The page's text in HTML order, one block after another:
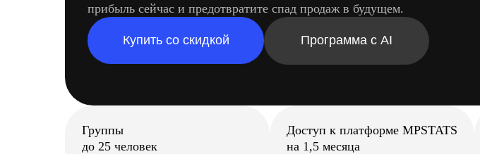
прибыль сейчас и предотвратите спад продаж в будущем.
Купить со скидкой Программа с AI
Группы
до 25 человек
Доступ к платформе MPSTATS
на 1,5 месяца